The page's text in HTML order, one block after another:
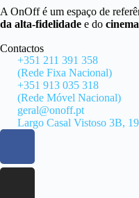
A OnOff é um espaço de
da alta-fidelidade e do
Contactos
+351 211 391 358
(Rede Fixa Nacional)
+351 913 035 318
(Rede Móvel Nacional)
geral@onoff.pt
Largo Casal Vistoso 3B,